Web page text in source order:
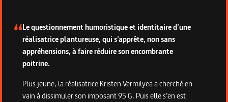
Le questionnement humoristique et identitaire d’une
réalisatrice plantureuse, qui s’apprête, non sans
appréhensions, à faire réduire son encombrante
poitrine.
Plus jeune, la réalisatrice Kristen Vermilyea a cherché en
vain à dissimuler son imposant 95 G. Puis elle s’en est